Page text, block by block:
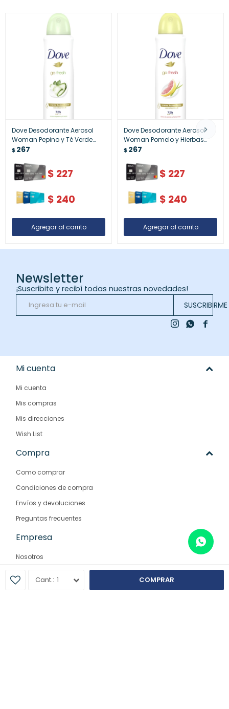
1 COMPRAR
Dove Desodorante Aerosol
Woman Pepino y Té Verde
150ml – Protección y Frescura
$267
$ 227
$ 240
Dove Desodorante Aerosol
Woman Pomelo y Hierbas
Limón 150ml – Frescura
$267
$ 227
$ 240
Newsletter
¡Suscribite y recibí todas nuestras novedades!
SUSCRIBIRME

 
Mi cuenta
Mi cuenta
Mis compras
Mis direcciones
Wish List
Compra
Como comprar
Condiciones de compra
Envíos y devoluciones
Preguntas frecuentes
Empresa
Nosotros